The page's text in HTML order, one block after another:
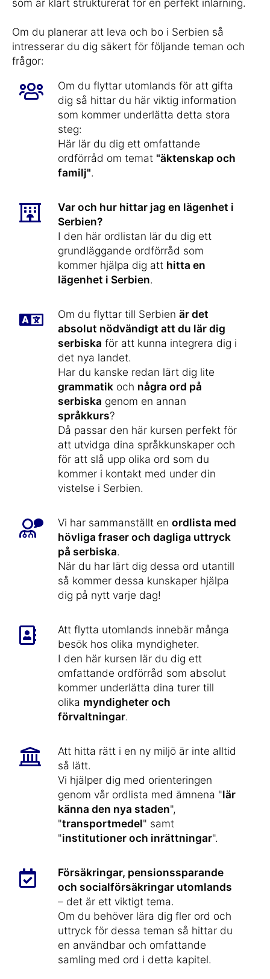
som är klart strukturerat för en perfekt inlärning.
Om du planerar att leva och bo i Serbien så
intresserar du dig säkert för följande teman och
frågor:
Om du flyttar utomlands för att gifta
dig så hittar du här viktig information
som kommer underlätta detta stora
steg:
Här lär du dig ett omfattande
ordförråd om temat "äktenskap och
familj".
Var och hur hittar jag en lägenhet i
Serbien?
I den här ordlistan lär du dig ett
grundläggande ordförråd som
kommer hjälpa dig att hitta en
lägenhet i Serbien.
Om du flyttar till Serbien är det
absolut nödvändigt att du lär dig
serbiska för att kunna integrera dig i
det nya landet.
Har du kanske redan lärt dig lite
grammatik och några ord på
serbiska genom en annan
språkkurs?
Då passar den här kursen perfekt för
att utvidga dina språkkunskaper och
för att slå upp olika ord som du
kommer i kontakt med under din
vistelse i Serbien.
Vi har sammanställt en ordlista med
hövliga fraser och dagliga uttryck
på serbiska.
När du har lärt dig dessa ord utantill
så kommer dessa kunskaper hjälpa
dig på nytt varje dag!
Att flytta utomlands innebär många
besök hos olika myndigheter.
I den här kursen lär du dig ett
omfattande ordförråd som absolut
kommer underlätta dina turer till
olika myndigheter och
förvaltningar.
Att hitta rätt i en ny miljö är inte alltid
så lätt.
Vi hjälper dig med orienteringen
genom vår ordlista med ämnena "lär
känna den nya staden",
"transportmedel" samt
"institutioner och inrättningar".
Försäkringar, pensionssparande
och socialförsäkringar utomlands
– det är ett viktigt tema.
Om du behöver lära dig fler ord och
uttryck för dessa teman så hittar du
en användbar och omfattande
samling med ord i detta kapitel.